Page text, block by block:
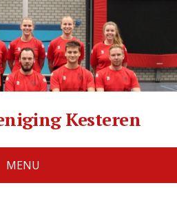
Kesteren
MENU